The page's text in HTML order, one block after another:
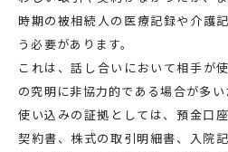
時期の被相続人の医療記録や介護
う必要があります。
これは、話し合いにおいて相手が
の究明に非協力的である場合が多い
使い込みの証拠としては、預金口
契約書、株式の取引明細書、入院